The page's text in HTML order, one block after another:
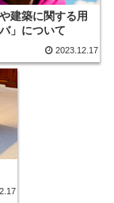
建築に関する用
」について
2023.12.17